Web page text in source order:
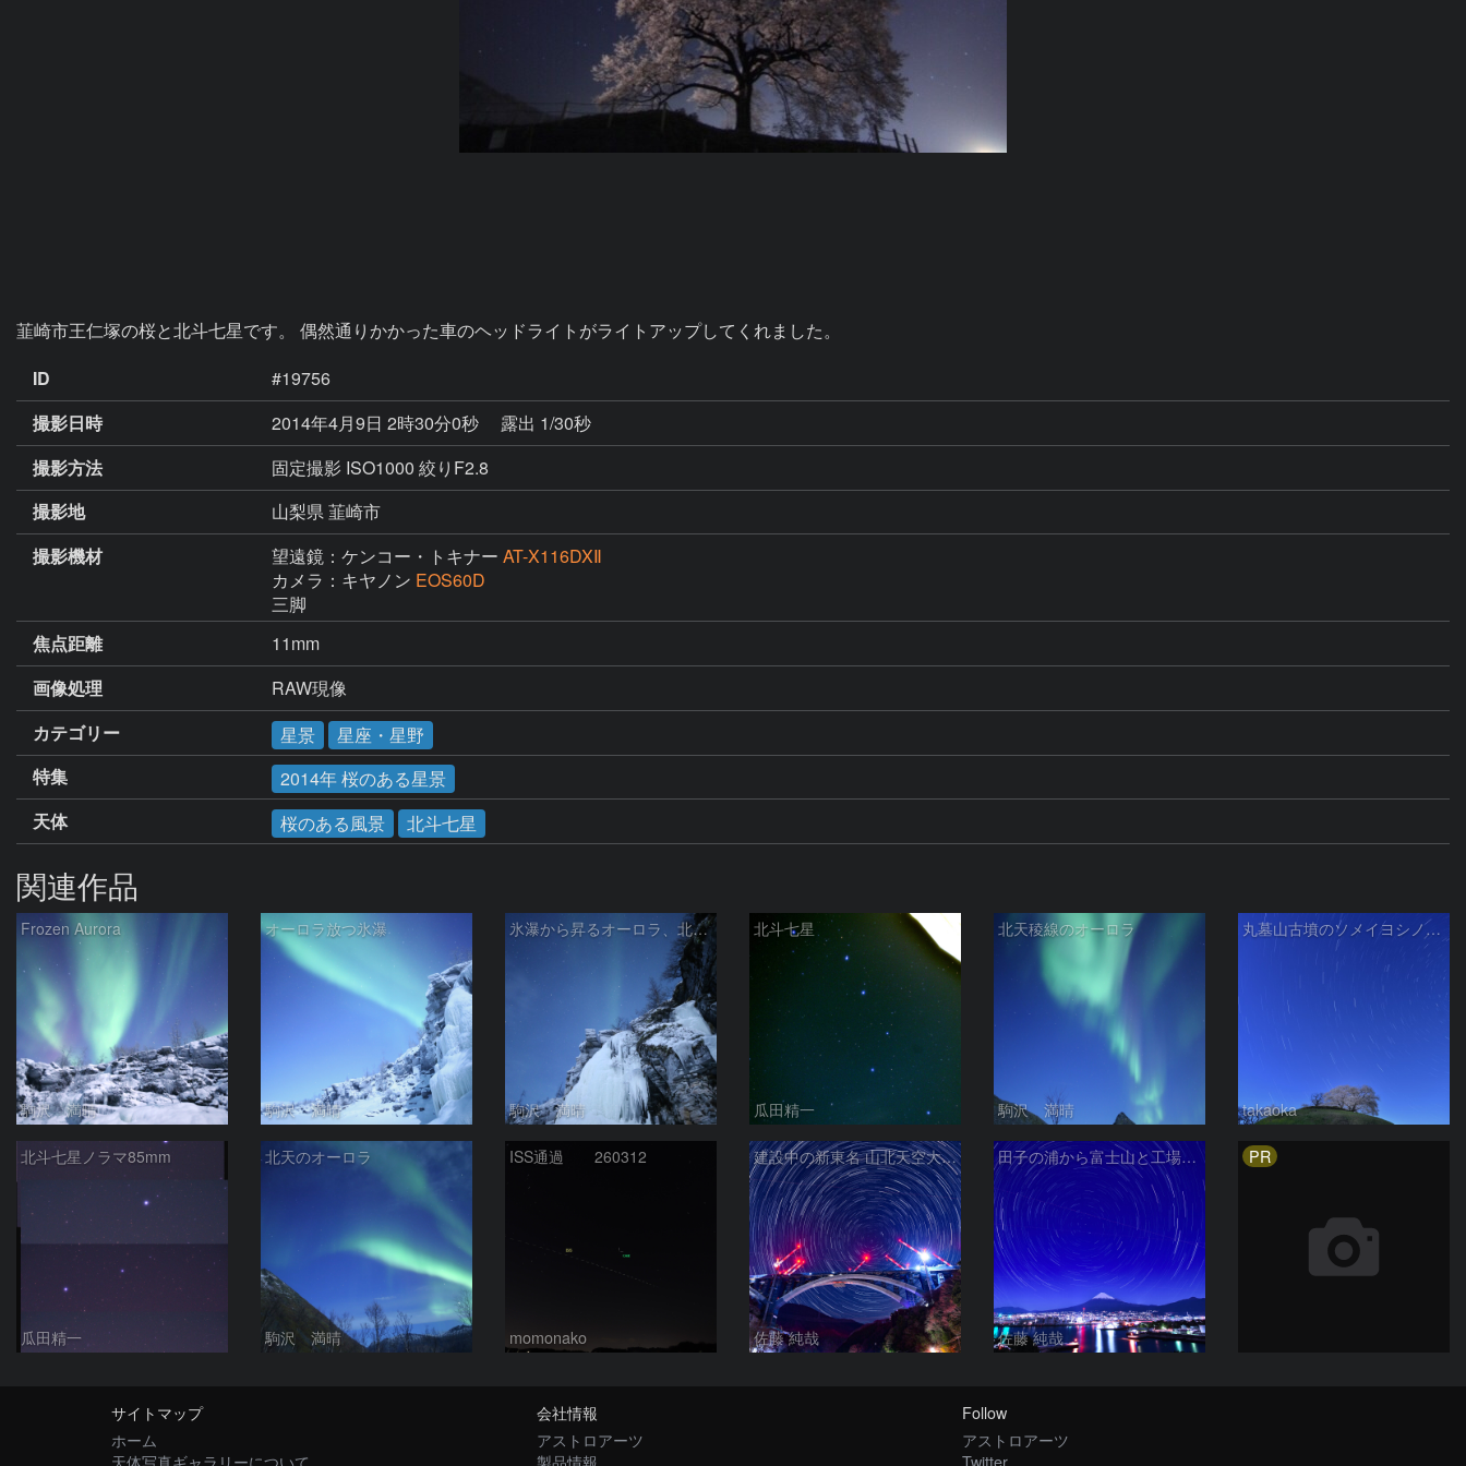
韮崎市王仁塚の桜と北斗七星です。 偶然通りかかった車のヘッドライトがライトアップしてくれました。
ID
#19756
撮影日時
2014年4月9日 2時30分0秒
露出 1/30秒
撮影方法
固定撮影 ISO1000 絞りF2.8
撮影地
山梨県 韮崎市
撮影機材
望遠鏡：ケンコー・トキナー AT-X116DXⅡ
カメラ：キヤノン EOS60D
三脚
焦点距離
11mm
画像処理
RAW現像
カテゴリー
星景
星座・星野
特集
2014年 桜のある星景
天体
桜のある風景 北斗七星
関連作品
Frozen Aurora
駒沢 満晴
オーロラ放つ氷瀑
駒沢 満晴
氷瀑から昇るオーロラ、北斗七星
駒沢 満晴
北斗七星
瓜田精一
北天稜線のオーロラ
駒沢 満晴
丸墓山古墳のソメイヨシノと北斗七星
takaoka
北斗七星ノラマ85mm
瓜田精一
北天のオーロラ
駒沢 満晴
ISS通過 260312
momonako
建設中の新東名 山北天空大橋と北天の日周運動
佐藤 純哉
田子の浦から富士山と工場夜景と北天の日周運動 静岡県富士市
佐藤 純哉
PR
サイトマップ
ホーム
天体写真ギャラリーについて
会社情報
アストロアーツ
製品情報
Follow
アストロアーツ
Twitter